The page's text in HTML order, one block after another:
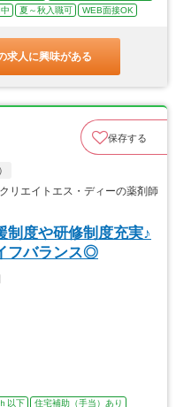
夏～秋入職可 WEB面接OK
求人に興味がある
保存する
エイトエス・ディーの薬剤師
制度や研修制度充実♪
フバランス◎
以下 住宅補助（手当）あり